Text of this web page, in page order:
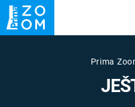
UFO
VETŘELCI
Prima